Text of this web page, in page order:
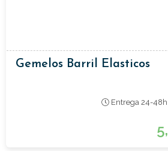
Gemelos Barril Elasticos
Entrega 24-48h
5,